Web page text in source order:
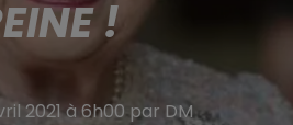
!
2021 à 6h00 par DM